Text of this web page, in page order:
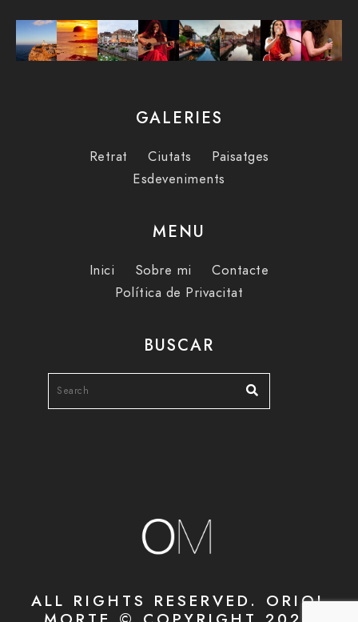
GALERIES
Retrat Ciutats
Paisatges
Esdeveniments
MENU
Inici Sobre mi
Contacte
Política de Privacitat
BUSCAR
ALL RIGHTS RESERVED. ORIOL